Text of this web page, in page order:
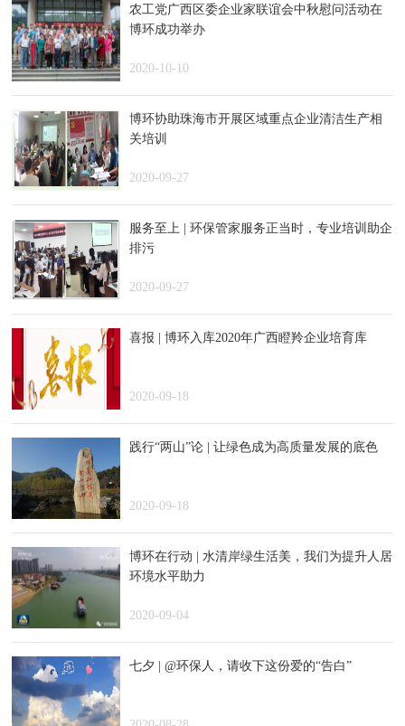
农工党广西区委企业家联谊会中秋慰问活动在
博环成功举办
2020-10-10
博环协助珠海市开展区域重点企业清洁生产相
关培训
2020-09-27
服务至上 | 环保管家服务正当时，专业培训助企
排污
2020-09-27
喜报 | 博环入库2020年广西瞪羚企业培育库
2020-09-18
践行“两山”论 | 让绿色成为高质量发展的底色
2020-09-18
博环在行动 | 水清岸绿生活美，我们为提升人居
环境水平助力
2020-09-04
七夕 | @环保人，请收下这份爱的“告白”